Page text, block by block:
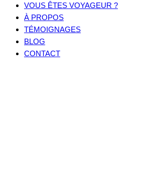
VOUS ÊTES VOYAGEUR ?
À PROPOS
TÉMOIGNAGES
BLOG
CONTACT